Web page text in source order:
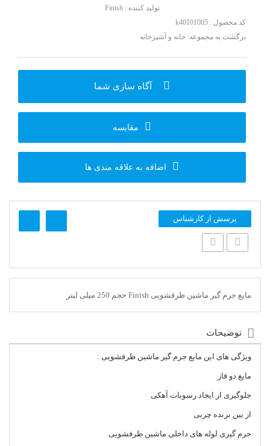
تولید کننده : Finish
کد محصول : k40101005
برگشت به مجموعه: خانه و آشپزخانه
آگاه سازی شما
مقایسه
اضافه به علاقه مندی ها
پرسش از کارشناس
مایع جرم گیر ماشین ظرفشویی Finish حجم 250 میلی لیتر
توضیحات
ویژگی های این مایع جرم گیر ماشین ظرفشویی :
مایع دو فاز
جلوگیری از ایجاد رسوبات آهکی
از بین برنده چربی
جرم گیری لوله های داخلی ماشین ظرفشویی